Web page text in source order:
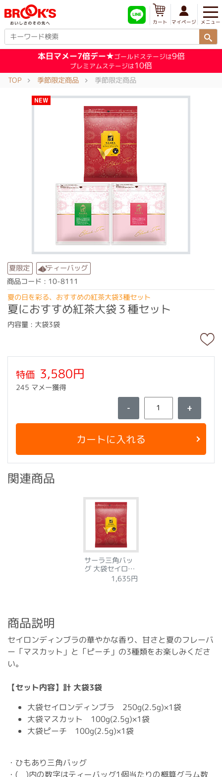
メニュー
マイページ
カート
本日マメー7倍デー★ゴールドステージは9倍
プレミアムステージは10倍
TOP 季節限定商品 季節限定商品
NEW
夏限定 ティーバッグ
商品コード : 10-8111
夏の日を彩る、おすすめの紅茶大袋3種セット
夏におすすめ紅茶大袋３種セット
内容量 : 大袋3袋
特価 3,580円
245 マメー獲得
- +
カートに入れる
関連商品
サーラ三角バッ
グ 大袋セイロン
ディンブラ1,635円
商品説明
セイロンディンブラの華やかな香り、甘さと夏のフレーバ
ー「マスカット」と「ピーチ」の3種類をお楽しみくださ
い。
【セット内容】計 大袋3袋
大袋セイロンディンブラ 250g(2.5g)×1袋
大袋マスカット 100g(2.5g)×1袋
大袋ピーチ 100g(2.5g)×1袋
・ひもあり三角バッグ
・( )内の数字はティーバッグ1個当たりの概算グラム数